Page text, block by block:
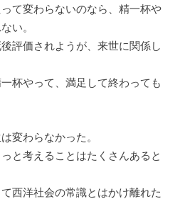
て変わらないのなら、精一杯や
い。
評価されようが、来世に関係し
杯やって、満足して終わっても
変わらなかった。
と考えることはたくさんあると
西洋社会の常識とはかけ離れた